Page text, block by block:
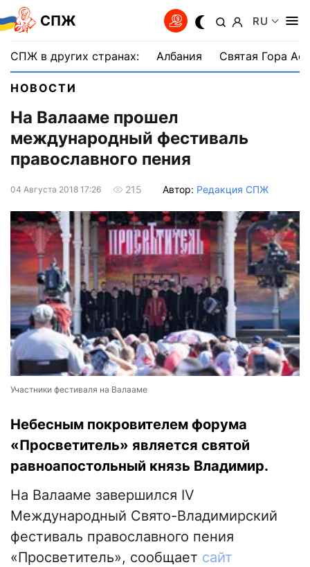
СПЖ RU
СПЖ в других странах: Албания Святая Гора
НОВОСТИ
На Валааме прошел
международный фестиваль
православного пения
04 Августа 2018 17:26 215 Автор: Редакция СПЖ
Участники фестиваля на Валааме
Небесным покровителем форума
«Просветитель» является святой
равноапостольный князь Владимир.
На Валааме завершился IV
Международный Свято-Владимирский
фестиваль православного пения
«Просветитель», сообщает сайт